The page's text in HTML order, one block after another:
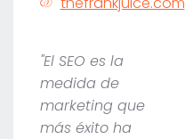
"El SEO es la
medida de
marketing que
más éxito ha